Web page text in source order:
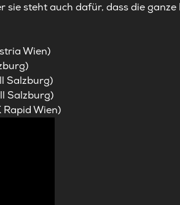
sie steht auch dafür, dass die
Wien)
Salzburg)
Salzburg)
Wien)